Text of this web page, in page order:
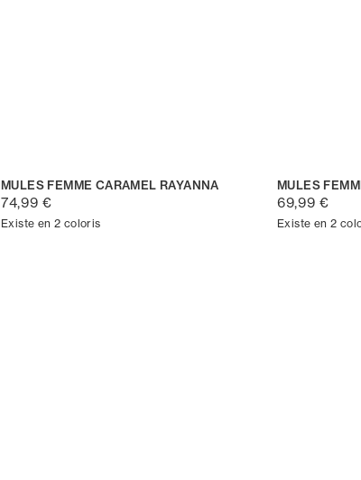
MULES FEMME CARAMEL RAYANNA
74,99 €
Existe en 2 coloris
MULES
69,99 €
Existe en 2